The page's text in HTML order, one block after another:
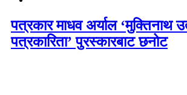
पत्रकार माधव अर्याल ‘मुक्तिनाथ
पत्रकारिता’ पुरस्कारबाट छनोट